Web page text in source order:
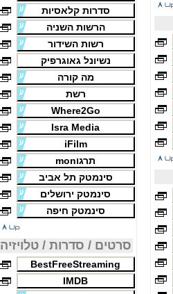
סדרות קלאסיות
הרשות השניה
רשות השידור
נשיונל גאוגרפיק
מה קורה
רשת
Where2Go
Isra Media
iFilm
תרגוmon
סינמטק תל אביב
סינמטק ירושלים
סינמטק חיפה
סרטים / סדרות / טלויזיה
BestFreeStreaming
IMDB